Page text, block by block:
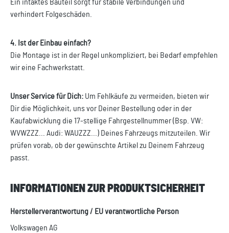
Ein intaktes Bauteil sorgt für stabile Verbindungen und
verhindert Folgeschäden.
4. Ist der Einbau einfach?
Die Montage ist in der Regel unkompliziert, bei Bedarf empfehlen
wir eine Fachwerkstatt.
Unser Service für Dich: Um Fehlkäufe zu vermeiden, bieten wir
Dir die Möglichkeit, uns vor Deiner Bestellung oder in der
Kaufabwicklung die 17-stellige Fahrgestellnummer (Bsp. VW:
WVWZZZ... Audi: WAUZZZ...) Deines Fahrzeugs mitzuteilen. Wir
prüfen vorab, ob der gewünschte Artikel zu Deinem Fahrzeug
passt.
INFORMATIONEN ZUR PRODUKTSICHERHEIT
Herstellerverantwortung / EU verantwortliche Person
Volkswagen AG